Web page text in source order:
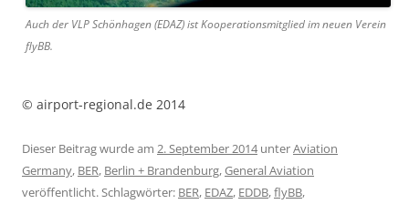
Auch der VLP Schönhagen (EDAZ) ist Kooperationsmitglied im neuen Verein
flyBB.
© airport-regional.de 2014
Dieser Beitrag wurde am 2. September 2014unterAviation
Germany, BER, Berlin + Brandenburg,General Aviation
veröffentlicht. Schlagwörter: BER, EDAZ, EDDB,flyBB,